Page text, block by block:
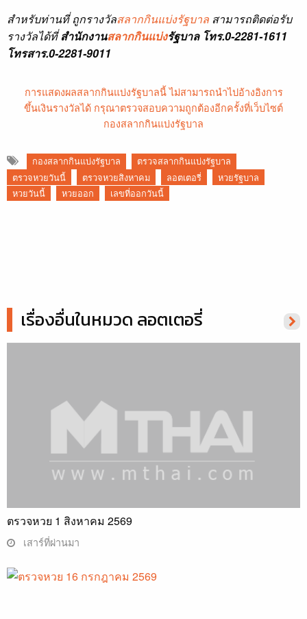
สำหรับท่านที่ ถูกรางวัลสลากกินแบ่งรัฐบาล สามารถติดต่อรับ
รางวัลได้ที่สำนักงานสลากกินแบ่งรัฐบาล โทร.0-2281-1611
โทรสาร.0-2281-9011
การแสดงผลสลากกินแบ่งรัฐบาลนี้ ไม่สามารถนำไปอ้างอิงการ
ขึ้นเงินรางวัลได้ กรุณาตรวจสอบความถูกต้องอีกครั้งที่เว็บไซต์
กองสลากกินแบ่งรัฐบาล
กองสลากกินแบ่งรัฐบาล
ตรวจสลากกินแบ่งรัฐบาล
ตรวจหวยวันนี้
ตรวจหวยสิงหาคม ลอตเตอรี่
หวยรัฐบาล
หวยวันนี้
หวยออก เลขที่ออกวันนี้
เรื่องอื่นในหมวด ลอตเตอรี่
ตรวจหวย 1 สิงหาคม 2569
เสาร์ที่ผ่านมา